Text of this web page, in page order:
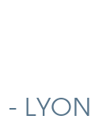
- LYON